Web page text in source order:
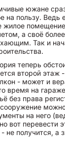
южане
на пользу. Ведь
жилое
а своё
Так и
теперь
второй этаж
- может и
время на
без права
на него
вот перевести
не получится, а